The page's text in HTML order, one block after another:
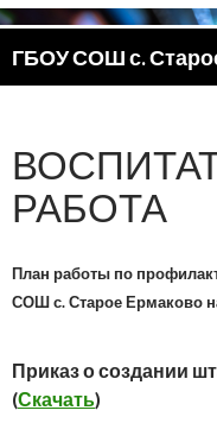
ГБОУ СОШ с.
РАБОТА
План работы по
СОШ с. Старое Ермаково
Приказ о создании
(Скачать)